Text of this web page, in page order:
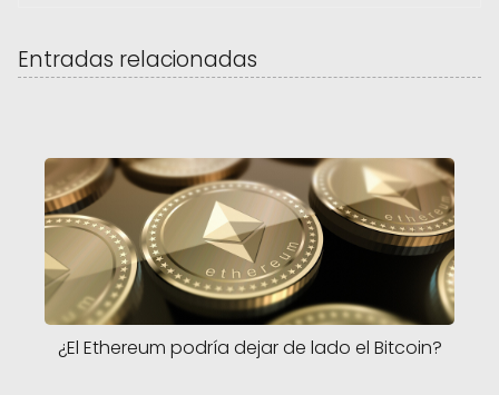
Entradas relacionadas
¿El Ethereum podría dejar de lado el Bitcoin?